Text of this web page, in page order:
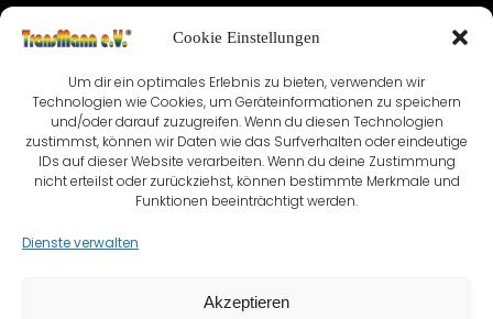
Cookie Einstellungen
Um dir ein optimales Erlebnis zu bieten, verwenden wir
Technologien wie Cookies, um Geräteinformationen zu speichern
und/oder darauf zuzugreifen. Wenn du diesen Technologien
zustimmst, können wir Daten wie das Surfverhalten oder eindeutige
IDs auf dieser Website verarbeiten. Wenn du deine Zustimmung
nicht erteilst oder zurückziehst, können bestimmte Merkmale und
Funktionen beeinträchtigt werden.
Dienste verwalten
Akzeptieren
IMPRESSUM
VEREINSSATZUNG KONTAKT
COOKIE-RICHTLINIE (EU)